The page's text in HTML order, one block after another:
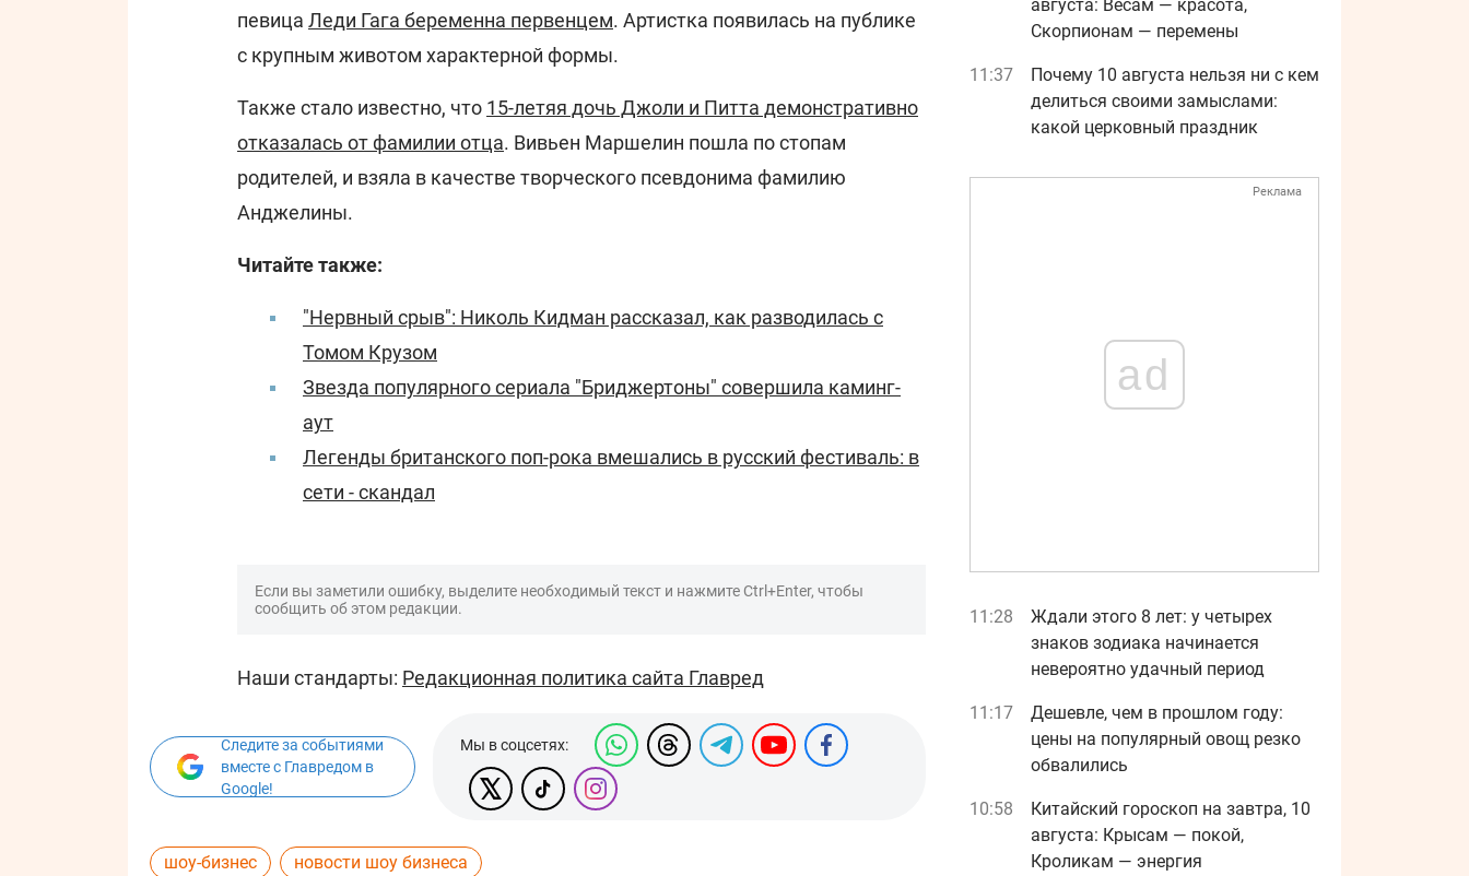
певица Леди Гага беременна первенцем. Артистка появилась на публике
с крупным животом характерной формы.
Также стало известно, что 15-летяя дочь Джоли и Питта демонстративно
отказалась от фамилии отца. Вивьен Маршелин пошла по стопам
родителей, и взяла в качестве творческого псевдонима фамилию
Анджелины.
Читайте также:
"Нервный срыв": Николь Кидман рассказал, как разводилась с
Томом Крузом
Звезда популярного сериала "Бриджертоны" совершила каминг-
аут
Легенды британского поп-рока вмешались в русский фестиваль: в
сети - скандал
Если вы заметили ошибку, выделите необходимый текст и нажмите Ctrl+Enter, чтобы
сообщить об этом редакции.
Наши стандарты: Редакционная политика сайта Главред
Следите за событиями
вместе с Главредом в
Google!
Мы в соцсетях:
шоу-бизнес новости шоу бизнеса
августа: Весам — красота,
Скорпионам — перемены
11:37
Почему 10 августа нельзя ни с кем
делиться своими замыслами:
какой церковный праздник
Реклама
ad
11:28
Ждали этого 8 лет: у четырех
знаков зодиака начинается
невероятно удачный период
11:17
Дешевле, чем в прошлом году:
цены на популярный овощ резко
обвалились
10:58
Китайский гороскоп на завтра, 10
августа: Крысам — покой,
Кроликам — энергия